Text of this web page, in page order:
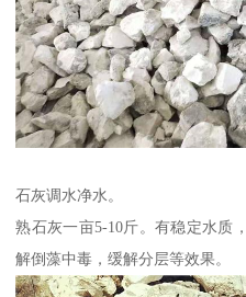
石灰调水净水。
熟石灰一亩5-10斤。有稳定水质
解倒藻中毒，缓解分层等效果。